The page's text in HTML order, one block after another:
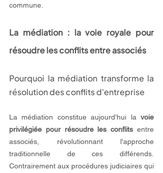
commune.
La médiation : la voie royale pour
résoudre les conflits entre associés
Pourquoi la médiation transforme la
résolution des conflits d'entreprise
La médiation constitue aujourd'hui la voie
privilégiée pour résoudre les conflits entre
associés, révolutionnant l'approche
traditionnelle de ces différends.
Contrairement aux procédures judiciaires qui